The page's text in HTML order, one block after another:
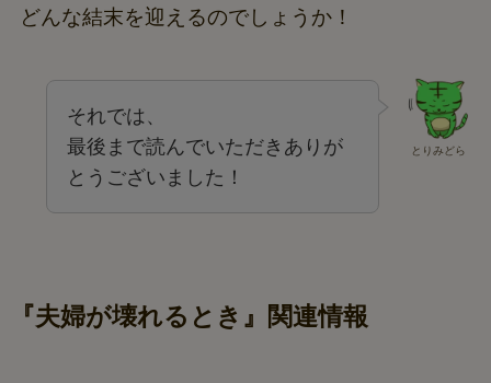
どんな結末を迎えるのでしょうか！
とりみどら
それでは、
最後まで読んでいただきありが
とうございました！
『夫婦が壊れるとき』関連情報